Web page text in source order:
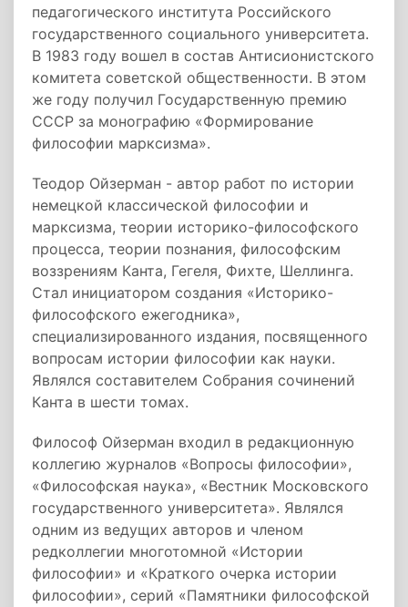
педагогического института Российского
государственного социального университета.
В 1983 году вошел в состав Антисионистского
комитета советской общественности. В этом
же году получил Государственную премию
СССР за монографию «Формирование
философии марксизма».
Теодор Ойзерман - автор работ по истории
немецкой классической философии и
марксизма, теории историко-философского
процесса, теории познания, философским
воззрениям Канта, Гегеля, Фихте, Шеллинга.
Стал инициатором создания «Историко-
философского ежегодника»,
специализированного издания, посвященного
вопросам истории философии как науки.
Являлся составителем Собрания сочинений
Канта в шести томах.
Философ Ойзерман входил в редакционную
коллегию журналов «Вопросы философии»,
«Философская наука», «Вестник Московского
государственного университета». Являлся
одним из ведущих авторов и членом
редколлегии многотомной «Истории
философии» и «Краткого очерка истории
философии», серий «Памятники философской